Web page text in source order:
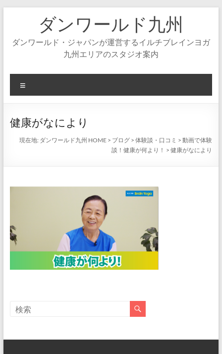
ダンワールド九州
ダンワールド・ジャパンが運営するイルチブレインヨガ
九州エリアのスタジオ案内
ニ
ー
健康がなにより
現在地: ダンワールド九州 HOME > ブログ >体験談・口コミ >動画で体験
談！健康が何より！ >健康がなにより